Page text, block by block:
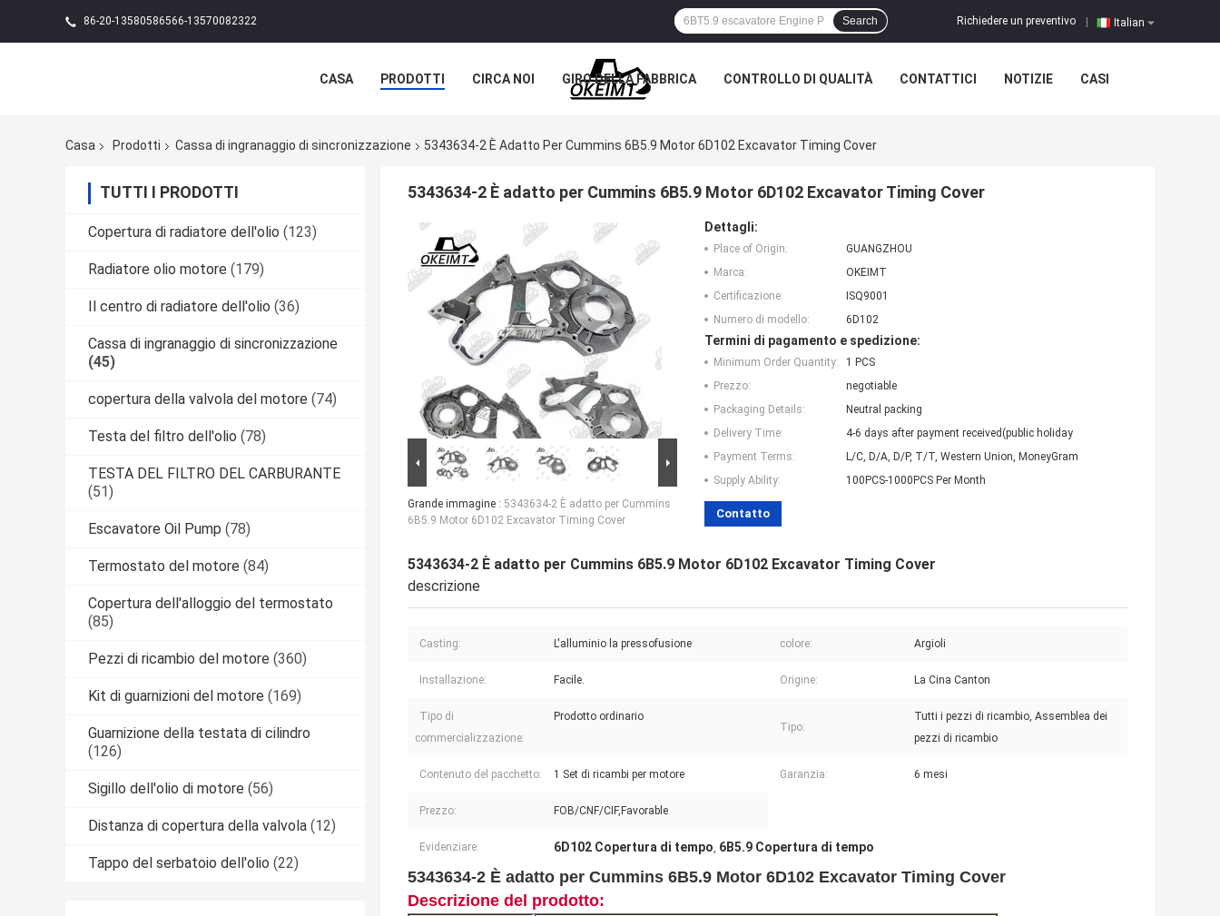
86-20-13580586566-13570082322 Italian
Richiedere un preventivo
Search
CASA PRODOTTI CIRCA NOI GIRO DELLA FABBRICA CONTROLLO DI QUALITÀ CONTATTICI NOTIZIE CASI
Casa Prodotti Cassa di ingranaggio di sincronizzazione 5343634-2 È Adatto Per Cummins 6B5.9 Motor 6D102 Excavator Timing Cover
TUTTI I PRODOTTI
Copertura di radiatore dell'olio (123)
Radiatore olio motore (179)
Il centro di radiatore dell'olio (36)
Cassa di ingranaggio di sincronizzazione
(45)
copertura della valvola del motore (74)
Testa del filtro dell'olio (78)
TESTA DEL FILTRO DEL CARBURANTE
(51)
Escavatore Oil Pump (78)
Termostato del motore (84)
Copertura dell'alloggio del termostato
(85)
Pezzi di ricambio del motore (360)
Kit di guarnizioni del motore (169)
Guarnizione della testata di cilindro
(126)
Sigillo dell'olio di motore (56)
Distanza di copertura della valvola (12)
Tappo del serbatoio dell'olio (22)
5343634-2 È adatto per Cummins 6B5.9 Motor 6D102 Excavator Timing Cover
Grande immagine : 5343634-2 È adatto per Cummins
6B5.9 Motor 6D102 Excavator Timing Cover
Dettagli:
Place of Origin:
GUANGZHOU
Marca:
OKEIMT
Certificazione:
ISQ9001
Numero di modello:
6D102
Termini di pagamento e spedizione:
Minimum Order Quantity:
1 PCS
Prezzo:
negotiable
Packaging Details:
Neutral packing
Delivery Time:
4-6 days after payment received(public holiday
Payment Terms:
L/C, D/A, D/P, T/T, Western Union, MoneyGram
Supply Ability:
100PCS-1000PCS Per Month
Contatto
5343634-2 È adatto per Cummins 6B5.9 Motor 6D102 Excavator Timing Cover
descrizione
Casting: L'alluminio la pressofusione colore: Argioli
Installazione: Facile. Origine: La Cina Canton
Tipo di
commercializzazione:
Prodotto ordinario
Tipo:
Tutti i pezzi di ricambio, Assemblea dei
pezzi di ricambio
Contenuto del pacchetto: 1 Set di ricambi per motore Garanzia: 6 mesi
Prezzo: FOB/CNF/CIF,Favorable
Evidenziare: 6D102 Copertura di tempo, 6B5.9 Copertura di tempo
5343634-2 È adatto per Cummins 6B5.9 Motor 6D102 Excavator Timing Cover
Descrizione del prodotto: